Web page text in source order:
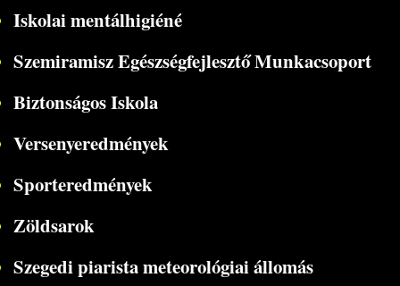
Iskolai mentálhigiéné
Szemiramisz Egészségfejlesztő Munkacsoport
Biztonságos Iskola
Versenyeredmények
Sporteredmények
Zöldsarok
Szegedi piarista meteorológiai állomás